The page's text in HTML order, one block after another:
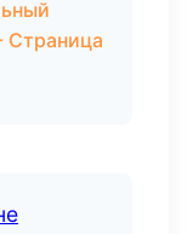
Страница